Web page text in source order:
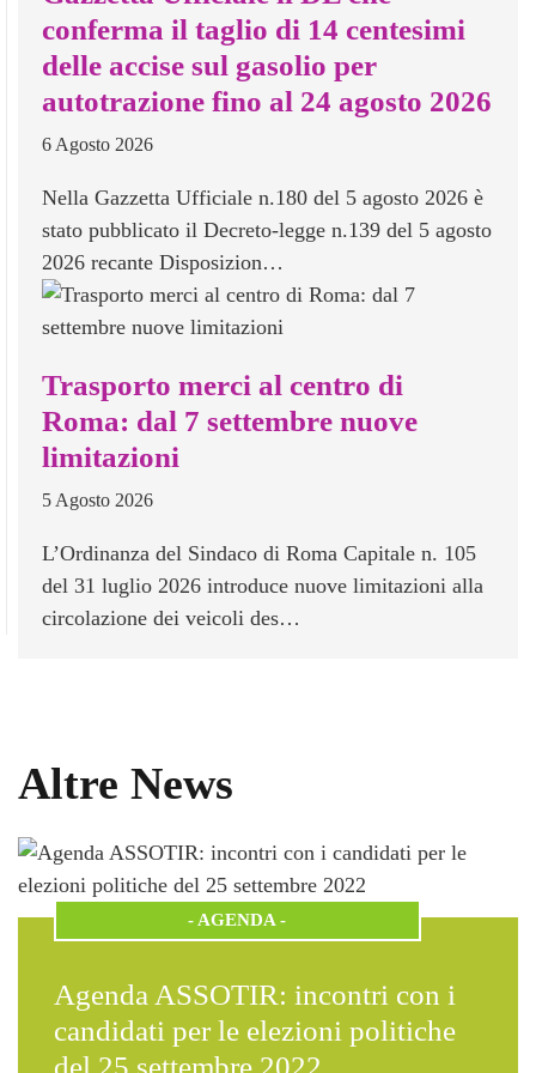
conferma il taglio di 14 centesimi
delle accise sul gasolio per
autotrazione fino al 24 agosto 2026
6 Agosto 2026
Nella Gazzetta Ufficiale n.180 del 5 agosto 2026 è
stato pubblicato il Decreto-legge n.139 del 5 agosto
2026 recante Disposizion…
Trasporto merci al centro di
Roma: dal 7 settembre nuove
limitazioni
5 Agosto 2026
L’Ordinanza del Sindaco di Roma Capitale n. 105
del 31 luglio 2026 introduce nuove limitazioni alla
circolazione dei veicoli des…
Altre News
- AGENDA -
Agenda ASSOTIR: incontri con i
candidati per le elezioni politiche
del 25 settembre 2022